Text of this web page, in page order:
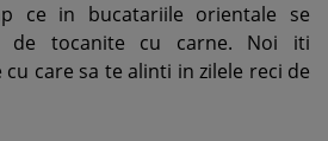
ce in bucatariile orientale se
de tocanite cu carne. Noi iti
care sa te alinti in zilele reci de